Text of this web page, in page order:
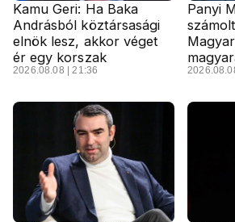
Kamu Geri: Ha Baka
Andrásból köztársasági
elnök lesz, akkor véget
ér egy korszak
2026.08.08 | 21:36
Panyi